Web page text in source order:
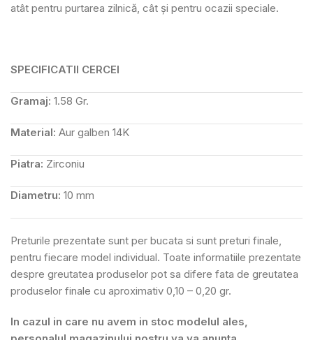
atât pentru purtarea zilnică, cât și pentru ocazii speciale.
SPECIFICATII CERCEI
Gramaj: 1.58 Gr.
Material: Aur galben 14K
Piatra: Zirconiu
Diametru: 10 mm
Preturile prezentate sunt per bucata si sunt preturi finale,
pentru fiecare model individual. Toate informatiile prezentate
despre greutatea produselor pot sa difere fata de greutatea
produselor finale cu aproximativ 0,10 – 0,20 gr.
In cazul in care nu avem in stoc modelul ales,